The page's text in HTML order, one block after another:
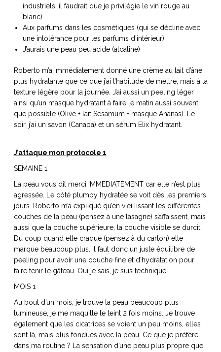
industriels, il faudrait que je privilégie le vin rouge au
blanc)
Aux parfums dans les cosmétiques (qui se décline avec
une intolérance pour les parfums d’intérieur)
J’aurais une peau peu acide (alcaline)
Roberto m’a immédiatement donné une crème au lait d’âne
plus hydratante que ce que j’ai l’habitude de mettre, mais à la
texture légère pour la journée. J’ai aussi un peeling léger
ainsi qu’un masque hydratant à faire le matin aussi souvent
que possible (Olive + lait Sesamum + masque Ananas). Le
soir, j’ai un savon (Canapa) et un sérum Elix hydratant.
J’attaque mon protocole 1
SEMAINE 1
La peau vous dit merci IMMEDIATEMENT car elle n’est plus
agressée. Le côté plumpy hydratée se voit dès les premiers
jours. Roberto m’a expliqué qu’en vieillissant les différentes
couches de la peau (pensez à une lasagne) s’affaissent, mais
aussi que la couche supérieure, la couche visible se durcit.
Du coup quand elle craque (pensez à du carton) elle
marque beaucoup plus. Il faut donc un juste équilibre de
peeling pour avoir une couche fine et d’hydratation pour
faire tenir le gâteau. Oui je sais, je suis technique.
MOIS 1
Au bout d’un mois, je trouve la peau beaucoup plus
lumineuse, je me maquille le teint 2 fois moins. Je trouve
également que les cicatrices se voient un peu moins, elles
sont là, mais plus fondues avec la peau. Ce que je préfère
dans ma routine ? La sensation d’une peau plus propre que